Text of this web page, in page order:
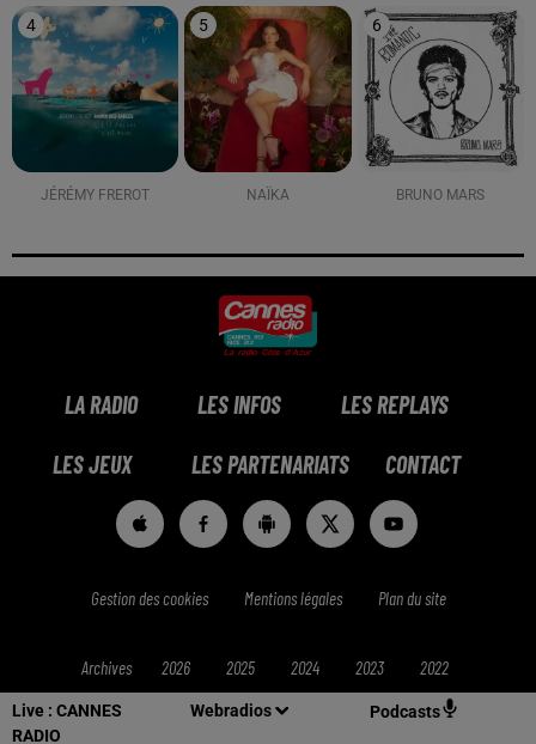
Live : CANNES
RADIO
Webradios Podcasts
4
JÉRÉMY FREROT
5
NAÏKA
6
BRUNO MARS
LA RADIO LES INFOS LES REPLAYS
LES JEUX LES PARTENARIATS CONTACT
Gestion des cookies Mentions légales Plan du site
Archives 2026 2025 2024 2023 2022